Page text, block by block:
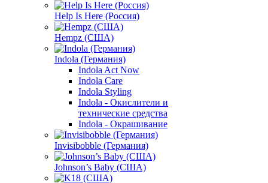
Help Is Here (Россия)
Hempz (США)
Indola (Германия)
Indola Act Now
Indola Care
Indola Styling
Indola - Окислители и
технические средства
Indola - Окрашивание
Invisibobble (Германия)
Johnson’s Baby (США)